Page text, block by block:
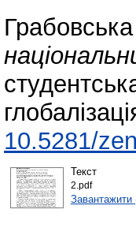
10.5281/
Текст
2.pdf
Завантажити